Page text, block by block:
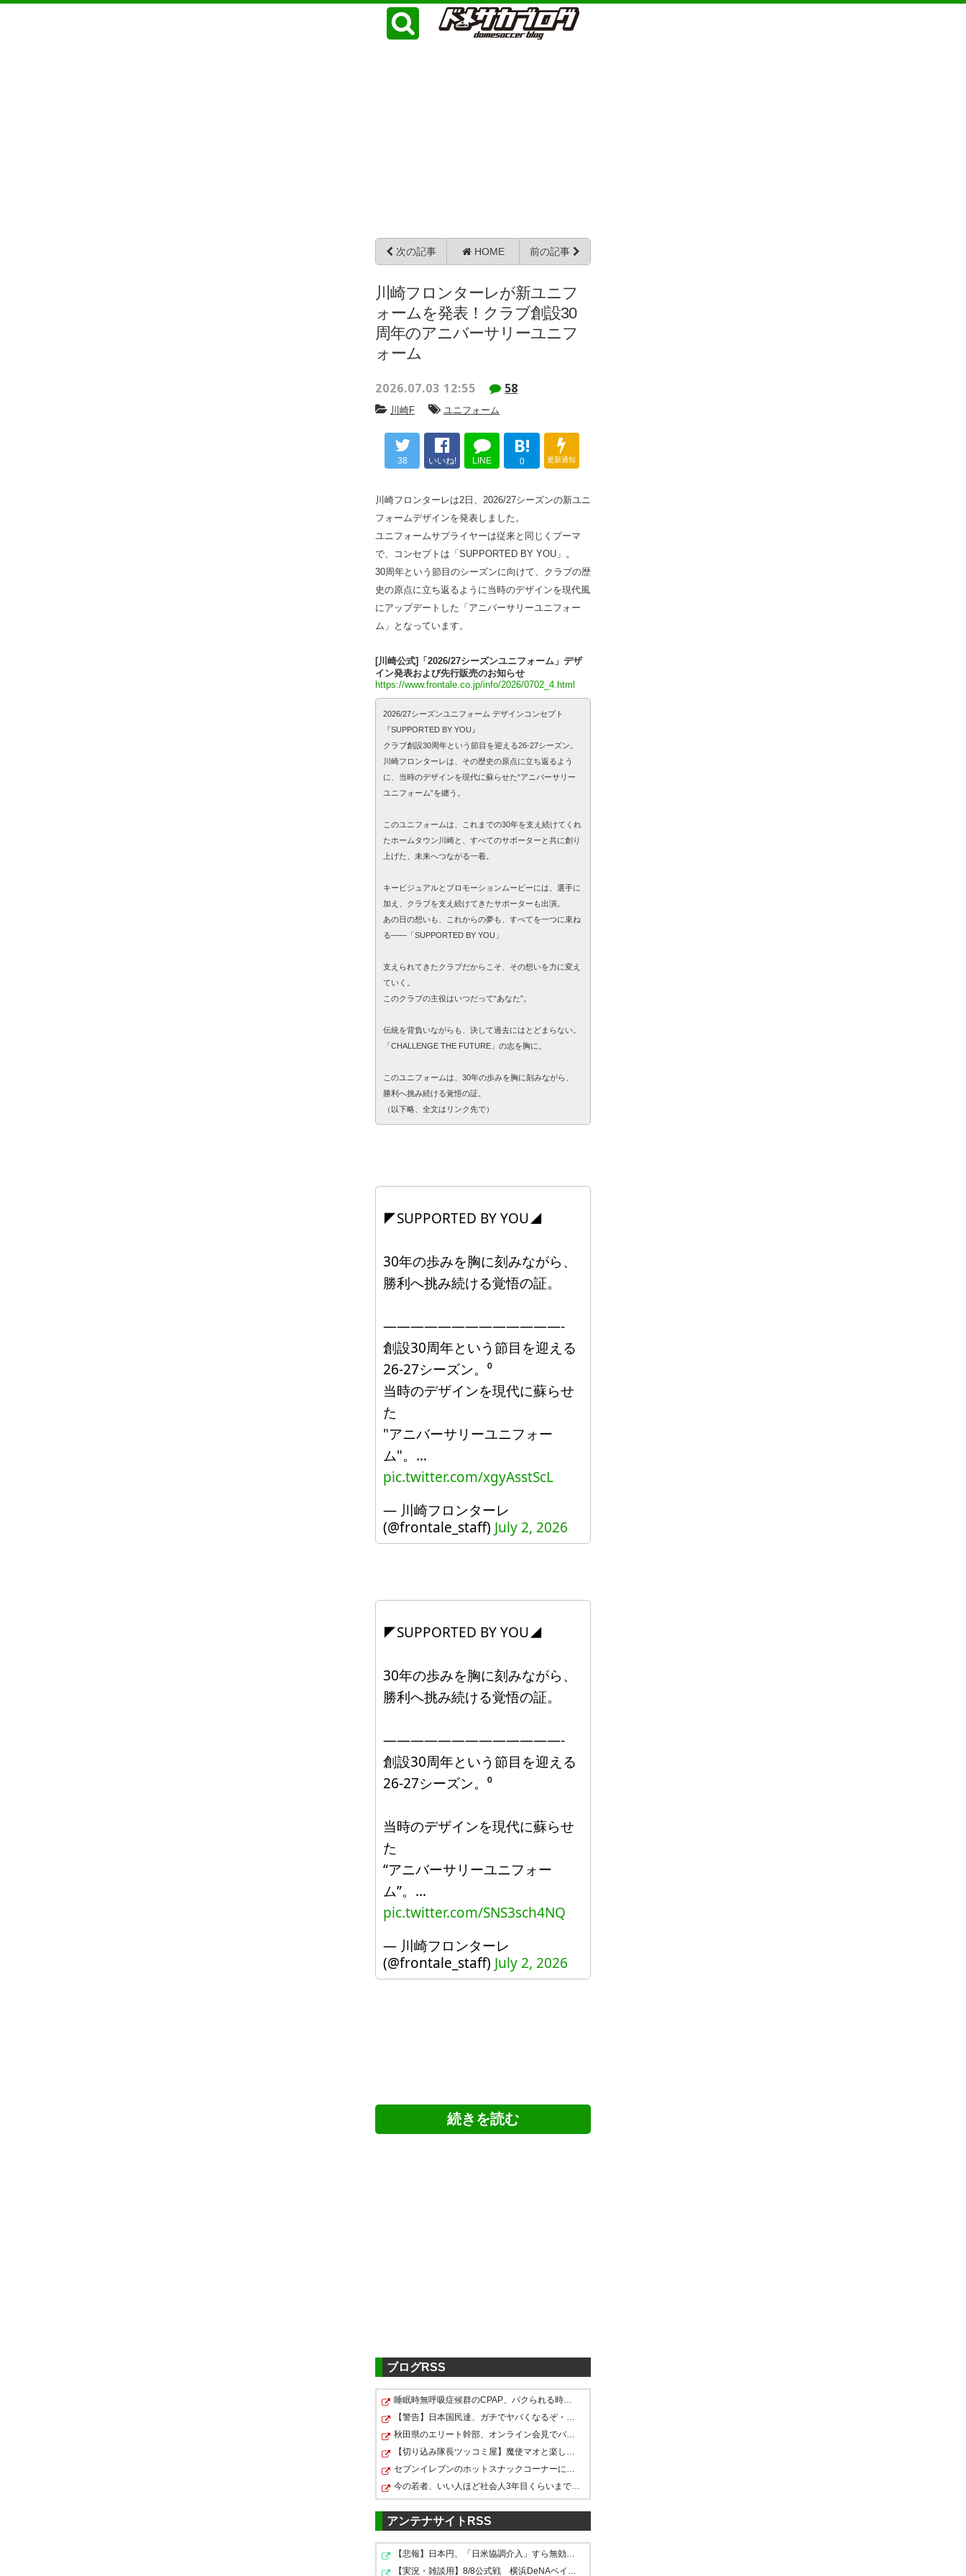
次の記事 HOME 前の記事
川崎フロンターレが新ユニフ
ォームを発表！クラブ創設30
周年のアニバーサリーユニフ
ォーム
2026.07.03 12:55 58
川崎F ユニフォーム
38 いいね! LINE
B!
0 更新通知
川崎フロンターレは2日、2026/27シーズンの新ユニ
フォームデザインを発表しました。
ユニフォームサプライヤーは従来と同じくプーマ
で、コンセプトは「SUPPORTED BY YOU」。
30周年という節目のシーズンに向けて、クラブの歴
史の原点に立ち返るように当時のデザインを現代風
にアップデートした「アニバーサリーユニフォー
ム」となっています。
[川崎公式]「2026/27シーズンユニフォーム」デザ
イン発表および先行販売のお知らせ
https://www.frontale.co.jp/info/2026/0702_4.html
2026/27シーズンユニフォーム デザインコンセプト
『SUPPORTED BY YOU』
クラブ創設30周年という節目を迎える26-27シーズン。
川崎フロンターレは、その歴史の原点に立ち返るよう
に、当時のデザインを現代に蘇らせた“アニバーサリー
ユニフォーム”を纏う。
このユニフォームは、これまでの30年を支え続けてくれ
たホームタウン川崎と、すべてのサポーターと共に創り
上げた、未来へつながる一着。
キービジュアルとプロモーションムービーには、選手に
加え、クラブを支え続けてきたサポーターも出演。
あの日の想いも、これからの夢も、すべてを一つに束ね
る――「SUPPORTED BY YOU」
支えられてきたクラブだからこそ、その想いを力に変え
ていく。
このクラブの主役はいつだって“あなた”。
伝統を背負いながらも、決して過去にはとどまらない。
「CHALLENGE THE FUTURE」の志を胸に。
このユニフォームは、30年の歩みを胸に刻みながら、
勝利へ挑み続ける覚悟の証。
（以下略、全文はリンク先で）
◤SUPPORTED BY YOU◢
30年の歩みを胸に刻みながら、
勝利へ挑み続ける覚悟の証。
—————————————-
創設30周年という節目を迎える
26-27シーズン。⁰
当時のデザインを現代に蘇らせ
た
"アニバーサリーユニフォー
ム"。…
pic.twitter.com/xgyAsstScL
— 川崎フロンターレ
(@frontale_staff) July 2, 2026
◤SUPPORTED BY YOU◢
30年の歩みを胸に刻みながら、
勝利へ挑み続ける覚悟の証。
—————————————-
創設30周年という節目を迎える
26-27シーズン。⁰
当時のデザインを現代に蘇らせ
た
“アニバーサリーユニフォー
ム”。…
pic.twitter.com/SNS3sch4NQ
— 川崎フロンターレ
(@frontale_staff) July 2, 2026
2026, 7月 2
新ユニ
#川崎フロンターレ
— トマト (frontale358987)
2026, 7月 2
フロンターレの新ユニ良すぎる
— neiro (janeiro_cfc21)2026,
7月 2
川崎フロンターレの26-27シーズ
ンユニフォームがめちゃくちゃ
カッコいい！
を感じる。
— azarashi♧大先生
(azarashi_big)2026, 7月 2
新ユニ！
#frontale
— Shuya Kasado (shuuuya_k)
2026, 7月 2
ブログRSS
睡眠時無呼吸症候群のCPAP、パクられる時代へ・・・・・
【警告】日本国民達、ガチでヤバくなるぞ・・・・・・
秋田県のエリート幹部、オンライン会見でバスローブ姿に…
【切り込み隊長ツッコミ屋】魔使マオと楽しむグラブルリ…
セブンイレブンのホットスナックコーナーにあるチョコク…
今の若者、いい人ほど社会人3年目くらいまでに結婚してし…
アンテナサイトRSS
【悲報】日本円、「日米協調介入」すら無効化してしまう…
【実況・雑談用】8/8公式戦 横浜DeNAベイスターズvs広島…